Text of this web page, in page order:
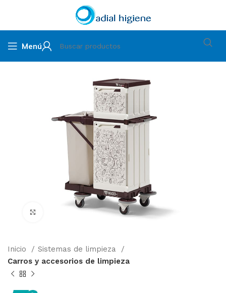
Menú
Clic para ampliar
Inicio
Sistemas de limpieza
Carros y accesorios de limpieza